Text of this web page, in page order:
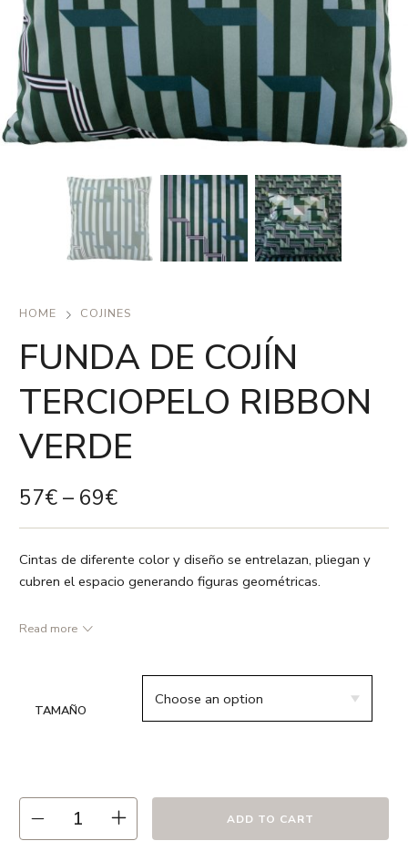
HOME COJINES
FUNDA DE COJÍN
TERCIOPELO RIBBON
VERDE
57€– 69€
Cintas de diferente color y diseño se entrelazan, pliegan y
cubren el espacio generando figuras geométricas.
● Repetición 141 cm
Read more
TAMAÑO
ADD TO CART